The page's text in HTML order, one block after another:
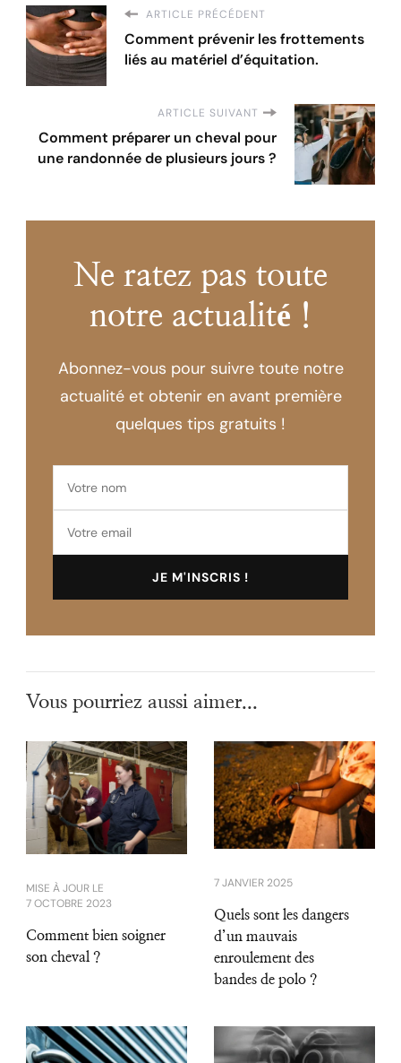
ARTICLE PRÉCÉDENT
Comment prévenir les frottements
liés au matériel d’équitation.
ARTICLE SUIVANT
Comment préparer un cheval pour
une randonnée de plusieurs jours ?
Ne ratez pas toute
notre actualité !
Abonnez-vous pour suivre toute notre
actualité et obtenir en avant première
quelques tips gratuits !
Vous pourriez aussi aimer...
MISE À JOUR LE
7 OCTOBRE 2023
Comment bien soigner
son cheval ?
7 JANVIER 2025
Quels sont les dangers
d’un mauvais
enroulement des
bandes de polo ?